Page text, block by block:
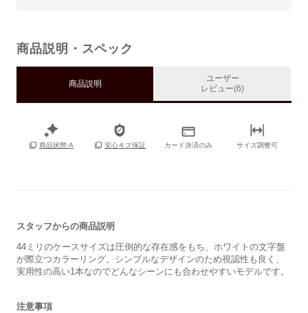
商品説明・スペック
商品説明
ユーザー
レビュー(6)
商品状態:A 安心キズ保証 カード決済のみ サイズ調整可
スタッフからの商品説明
44ミリのケースサイズは圧倒的な存在感をもち、ホワイトの文字盤
が際立つカラーリング。シンプルなデザインのため視認性も良く、
実用性の高い1本なのでどんなシーンにも合わせやすいモデルです。
注意事項